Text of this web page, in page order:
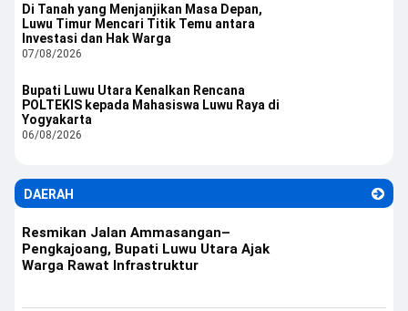
Di Tanah yang Menjanjikan Masa Depan,
Luwu Timur Mencari Titik Temu antara
Investasi dan Hak Warga
07/08/2026
Bupati Luwu Utara Kenalkan Rencana
POLTEKIS kepada Mahasiswa Luwu Raya di
Yogyakarta
06/08/2026
DAERAH
Resmikan Jalan Ammasangan–
Pengkajoang, Bupati Luwu Utara Ajak
Warga Rawat Infrastruktur